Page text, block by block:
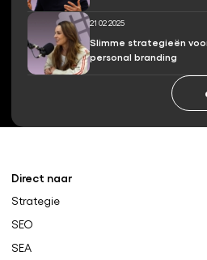
21 02 2025
Slimme strategieën
personal branding
Direct naar
Strategie
SEO
SEA